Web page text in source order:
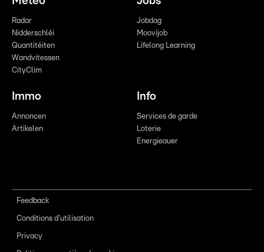
Radar
Nidderschléi
Quantitéiten
Wandvitessen
CityClim
Jobdag
Moovijob
Lifelong Learning
Immo
Annoncen
Artikelen
Info
Services de garde
Loterie
Energieauer
Feedback
Conditions d'utilisation
Privacy